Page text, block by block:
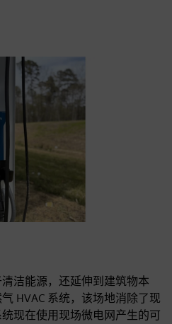
洁能源，还延伸到建筑物本
HVAC 系统，该场地消除了现
现在使用现场微电网产生的可